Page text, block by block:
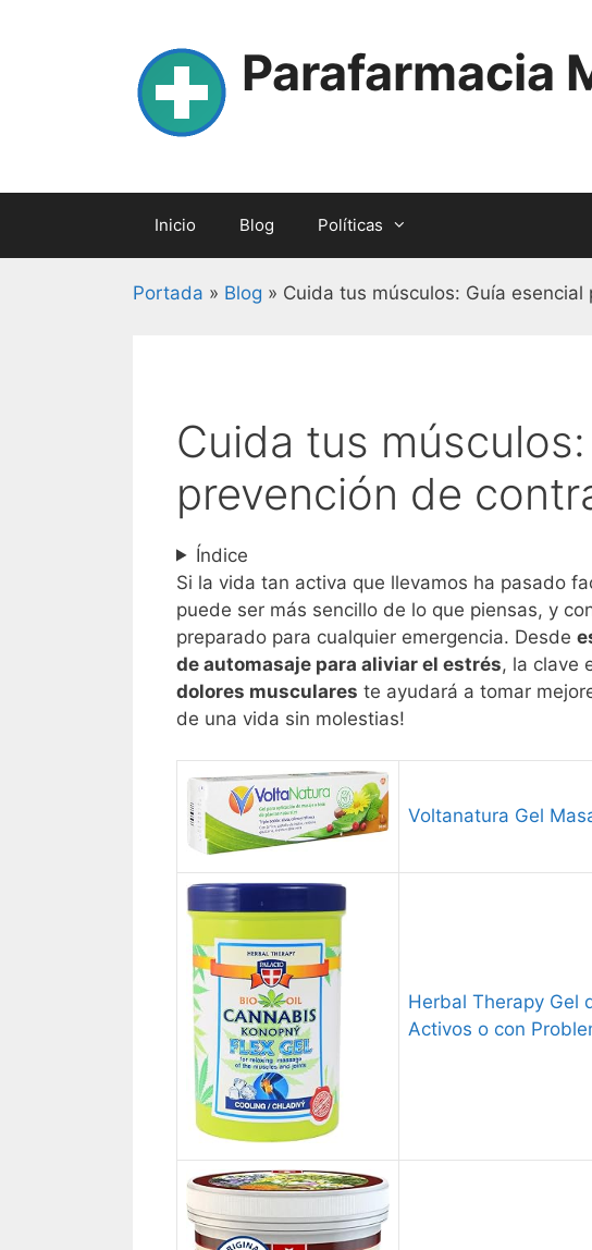
Parafarmacia
Inicio Blog Políticas
Portada » Blog » Cuida tus músculos: Guía
Cuida tus
prevención de
Índice
Si la vida tan activa que llevamos ha pasado
puede ser más sencillo de lo que piensas, y
preparado para cualquier emergencia. Desde
de automasaje para aliviar el estrés, la clave
dolores musculares te ayudará a tomar
de una vida sin molestias!
Voltanatura Gel
Herbal Therapy Gel
Activos o con